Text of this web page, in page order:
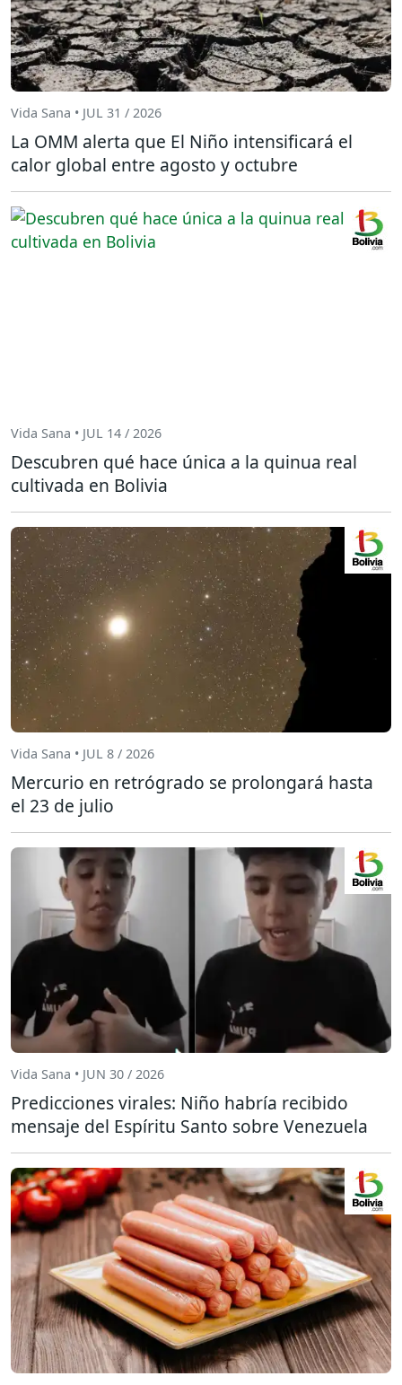
Vida Sana • JUL 31 / 2026
La OMM alerta que El Niño intensificará el
calor global entre agosto y octubre
Vida Sana • JUL 14 / 2026
Descubren qué hace única a la quinua real
cultivada en Bolivia
Vida Sana • JUL 8 / 2026
Mercurio en retrógrado se prolongará hasta
el 23 de julio
Vida Sana • JUN 30 / 2026
Predicciones virales: Niño habría recibido
mensaje del Espíritu Santo sobre Venezuela